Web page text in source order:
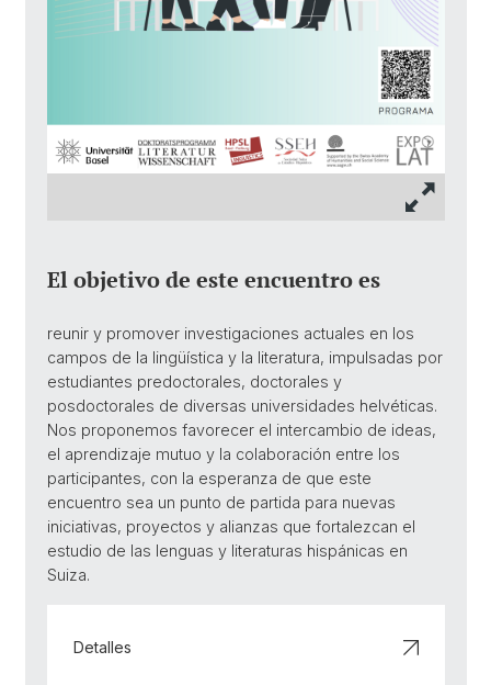
El objetivo de este encuentro es
reunir y promover investigaciones actuales en los
campos de la lingüística y la literatura, impulsadas por
estudiantes predoctorales, doctorales y
posdoctorales de diversas universidades helvéticas.
Nos proponemos favorecer el intercambio de ideas,
el aprendizaje mutuo y la colaboración entre los
participantes, con la esperanza de que este
encuentro sea un punto de partida para nuevas
iniciativas, proyectos y alianzas que fortalezcan el
estudio de las lenguas y literaturas hispánicas en
Suiza.
Detalles